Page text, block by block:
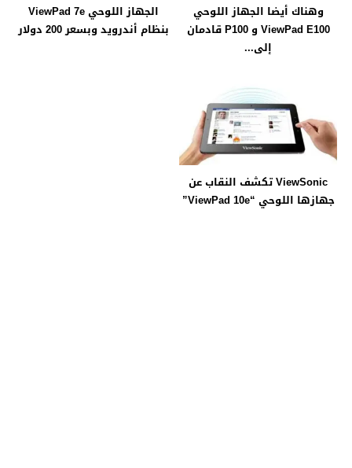
وهناك أيضا الجهاز اللوحي
ViewPad E100 و P100 قادمان
إلى...
الجهاز اللوحي ViewPad 7e
بنظام أندرويد وبسعر 200 دولار
ViewSonic تكشف النقاب عن
جهازها اللوحي “ViewPad 10e”